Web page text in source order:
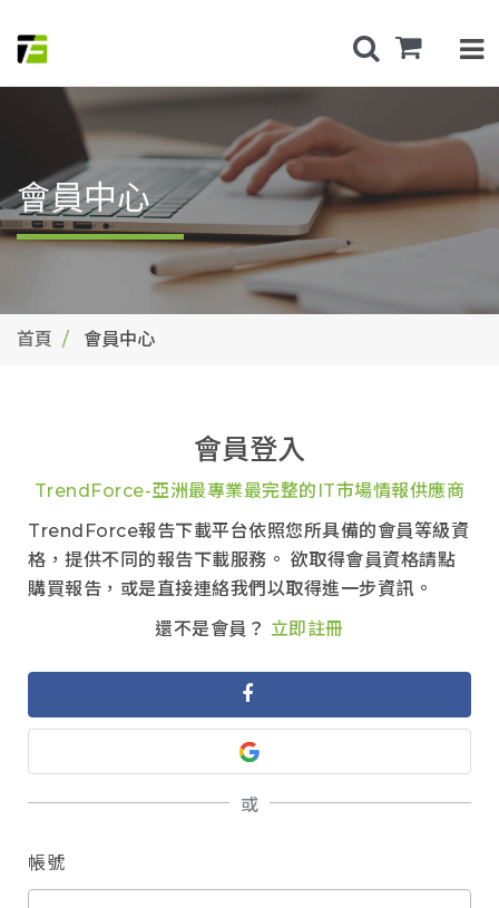
會員中心
首頁 會員中心
會員登入
TrendForce-亞洲最專業最完整的IT市場情報供應商
TrendForce報告下載平台依照您所具備的會員等級資
格，提供不同的報告下載服務。 欲取得會員資格請點
購買報告，或是直接連絡我們以取得進一步資訊。
還不是會員？ 立即註冊
或
帳號